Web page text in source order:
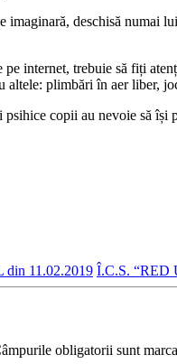
deschisă numai
internet, trebuie să fiți
altele: plimbări în aer liber,
copii au nevoie să
din 11.02.2019 Î.C.S. “RED
obligatorii sunt